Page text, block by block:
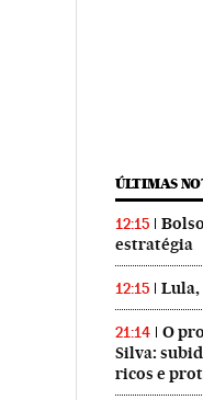
ÚLTIMAS
12:15
estratégia
12:15 Lula,
21:14
O
Silva:
ricos e